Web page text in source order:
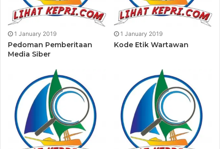
1 January 2019
Pedoman Pemberitaan
Media Siber
1 January 2019
Kode Etik Wartawan